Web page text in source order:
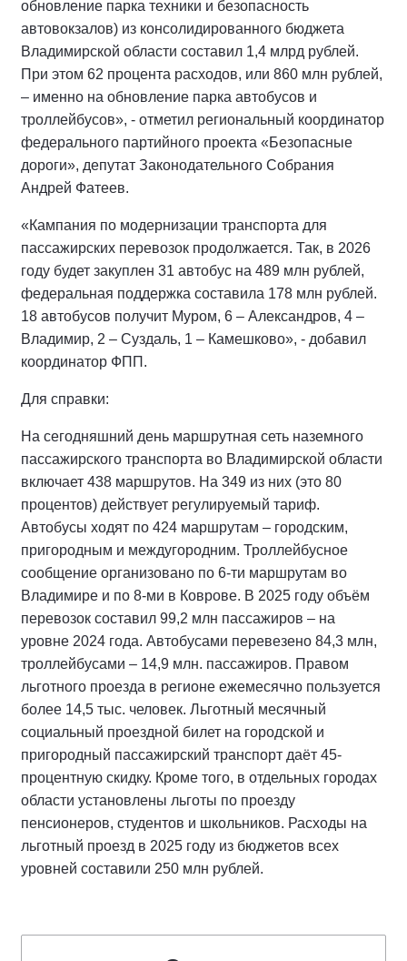
обновление парка техники и безопасность
автовокзалов) из консолидированного бюджета
Владимирской области составил 1,4 млрд рублей.
При этом 62 процента расходов, или 860 млн рублей,
– именно на обновление парка автобусов и
троллейбусов», - отметил региональный координатор
федерального партийного проекта «Безопасные
дороги», депутат Законодательного Собрания
Андрей Фатеев.
«Кампания по модернизации транспорта для
пассажирских перевозок продолжается. Так, в 2026
году будет закуплен 31 автобус на 489 млн рублей,
федеральная поддержка составила 178 млн рублей.
18 автобусов получит Муром, 6 – Александров, 4 –
Владимир, 2 – Суздаль, 1 – Камешково», - добавил
координатор ФПП.
Для справки:
На сегодняшний день маршрутная сеть наземного
пассажирского транспорта во Владимирской области
включает 438 маршрутов. На 349 из них (это 80
процентов) действует регулируемый тариф.
Автобусы ходят по 424 маршрутам – городским,
пригородным и междугородним. Троллейбусное
сообщение организовано по 6-ти маршрутам во
Владимире и по 8-ми в Коврове. В 2025 году объём
перевозок составил 99,2 млн пассажиров – на
уровне 2024 года. Автобусами перевезено 84,3 млн,
троллейбусами – 14,9 млн. пассажиров. Правом
льготного проезда в регионе ежемесячно пользуется
более 14,5 тыс. человек. Льготный месячный
социальный проездной билет на городской и
пригородный пассажирский транспорт даёт 45-
процентную скидку. Кроме того, в отдельных городах
области установлены льготы по проезду
пенсионеров, студентов и школьников. Расходы на
льготный проезд в 2025 году из бюджетов всех
уровней составили 250 млн рублей.